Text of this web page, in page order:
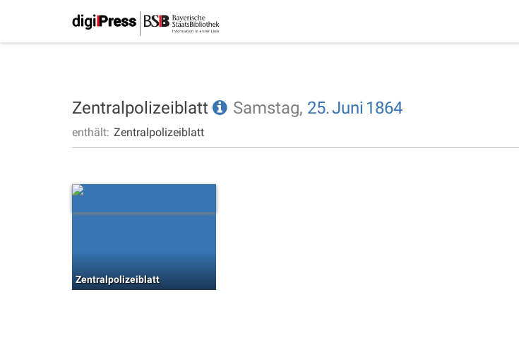
Zentralpolizeiblatt Samstag, 25.Juni 1864
enthält: Zentralpolizeiblatt
Zentralpolizeiblatt